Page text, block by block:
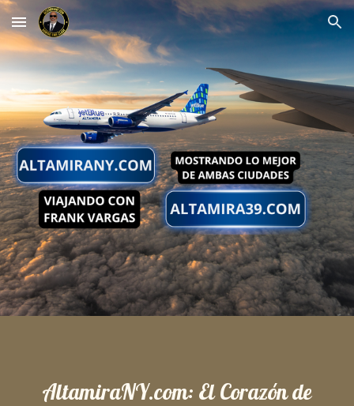
Skip to main content Skip to navigation
AltamiraNY.com: El Corazón de